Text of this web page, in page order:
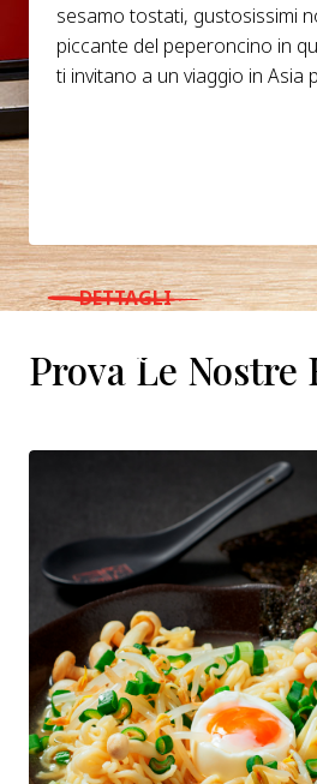
sesamo tostati, gustosissimi
piccante del peperoncino in
ti invitano a un viaggio in Asia
WHERE TO BUY
DETTAGLI
Prova Le Nostre